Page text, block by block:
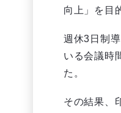
向上」を目
週休3日制
いる会議時
た。
その結果、